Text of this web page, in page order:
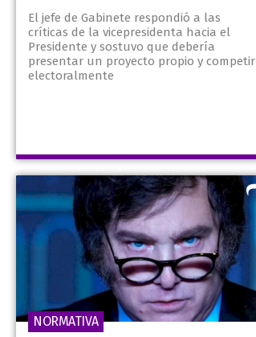
El jefe de Gabinete respondió a las
críticas de la vicepresidenta hacia el
Presidente y sostuvo que debería
presentar un proyecto propio y competir
electoralmente
NORMATIVA